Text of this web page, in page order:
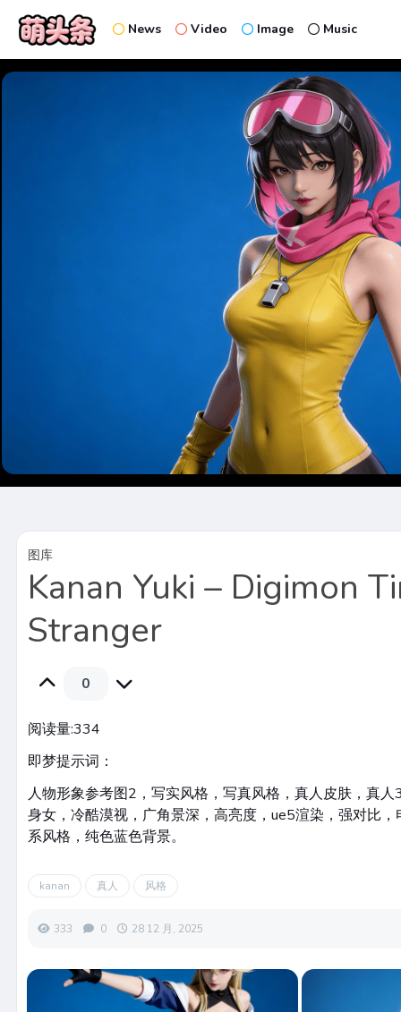
News Video Image Music
图库
Kanan Yuki – Digimon
Stranger
0
阅读量:334
即梦提示词：
人物形象参考图2，写实风格，写真风格，真人皮肤，真
身女，冷酷漠视，广角景深，高亮度，ue5渲染，强对比
系风格，纯色蓝色背景。
kanan 真人 风格
333 0 28 12 月, 2025